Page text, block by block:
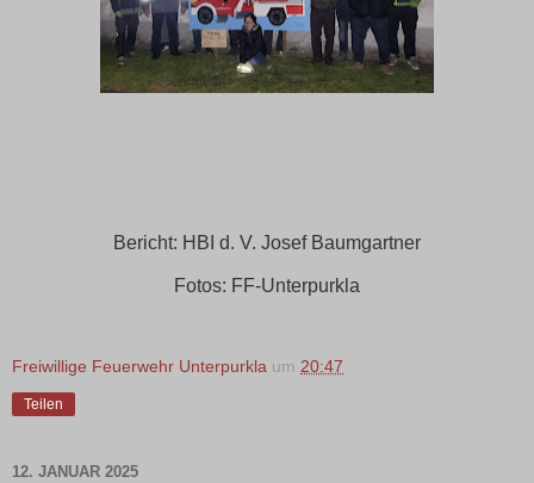
Bericht: HBI d. V. Josef Baumgartner
Fotos: FF-Unterpurkla
Freiwillige Feuerwehr Unterpurkla um 20:47
Teilen
12. JANUAR 2025